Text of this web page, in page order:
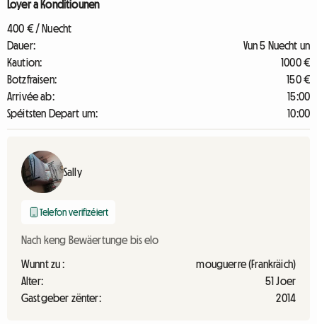
Loyer a Konditiounen
400 € / Nuecht
Dauer:
Vun 5 Nuecht un
Kaution:
1000 €
Botzfraisen:
150 €
Arrivée ab:
15:00
Spéitsten Depart um:
10:00
Sally
Telefon verifizéiert
Nach keng Bewäertunge bis elo
Wunnt zu :
mouguerre (Frankräich)
Alter:
51 Joer
Gastgeber zënter:
2014